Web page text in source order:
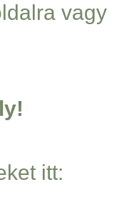
vagy
itt: